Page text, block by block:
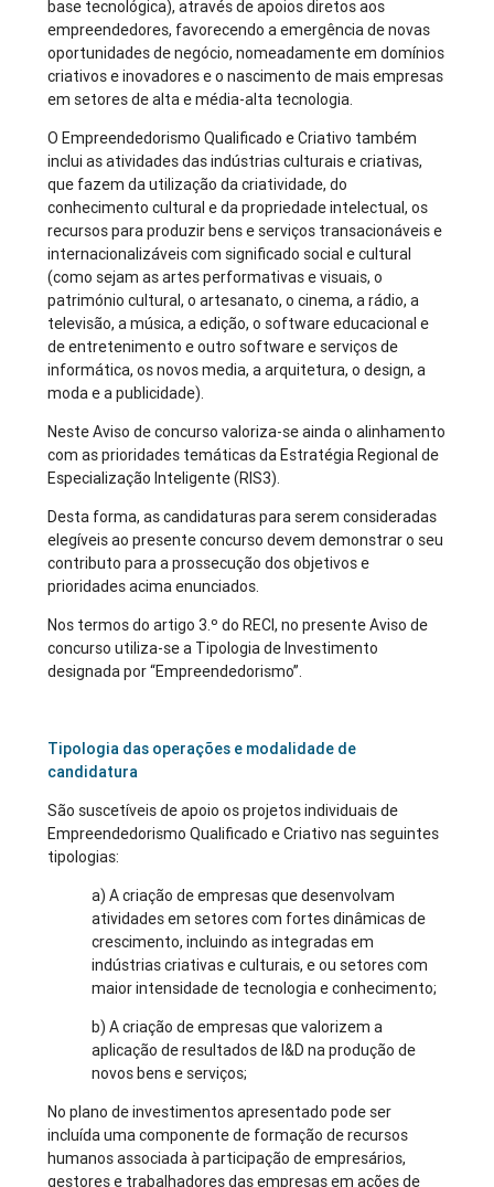
base tecnológica), através de apoios diretos aos
empreendedores, favorecendo a emergência de novas
oportunidades de negócio, nomeadamente em domínios
criativos e inovadores e o nascimento de mais empresas
em setores de alta e média-alta tecnologia.
O Empreendedorismo Qualificado e Criativo também
inclui as atividades das indústrias culturais e criativas,
que fazem da utilização da criatividade, do
conhecimento cultural e da propriedade intelectual, os
recursos para produzir bens e serviços transacionáveis e
internacionalizáveis com significado social e cultural
(como sejam as artes performativas e visuais, o
património cultural, o artesanato, o cinema, a rádio, a
televisão, a música, a edição, o software educacional e
de entretenimento e outro software e serviços de
informática, os novos media, a arquitetura, o design, a
moda e a publicidade).
Neste Aviso de concurso valoriza-se ainda o alinhamento
com as prioridades temáticas da Estratégia Regional de
Especialização Inteligente (RIS3).
Desta forma, as candidaturas para serem consideradas
elegíveis ao presente concurso devem demonstrar o seu
contributo para a prossecução dos objetivos e
prioridades acima enunciados.
Nos termos do artigo 3.º do RECI, no presente Aviso de
concurso utiliza-se a Tipologia de Investimento
designada por “Empreendedorismo”.
Tipologia das operações e modalidade de
candidatura
São suscetíveis de apoio os projetos individuais de
Empreendedorismo Qualificado e Criativo nas seguintes
tipologias:
a) A criação de empresas que desenvolvam
atividades em setores com fortes dinâmicas de
crescimento, incluindo as integradas em
indústrias criativas e culturais, e ou setores com
maior intensidade de tecnologia e conhecimento;
b) A criação de empresas que valorizem a
aplicação de resultados de I&D na produção de
novos bens e serviços;
No plano de investimentos apresentado pode ser
incluída uma componente de formação de recursos
humanos associada à participação de empresários,
gestores e trabalhadores das empresas em ações de